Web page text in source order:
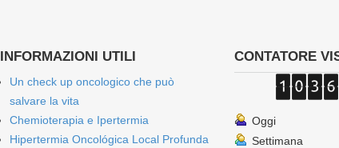
INFORMAZIONI UTILI
Un check up oncologico che può
salvare la vita
Chemioterapia e Ipertermia
Hipertermia Oncológica Local Profunda
CONTATORE
Oggi
Settimana